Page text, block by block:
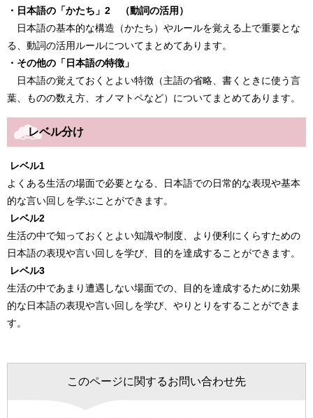
・日本語の「かたち」2 （動詞の活用）
日本語の基本的な構造（かたち）やルールを覚える上で重要とな
る、動詞の活用ルールについてまとめてあります。
・その他の「日本語の特徴」
日本語の覚えておくとよい特徴（主語の省略、書くときに使う言
葉、ものの数え方、オノマトペなど）についてまとめてあります。
レベル分け
レベル1
よくある生活の場面で必要となる、日本語での日常的な表現や基本
的な言い回しを学ぶことができます。
レベル2
生活の中で知っておくとよい知識や制度、より便利にくらすための
日本語の表現や言い回しを学び、目的を達成することができます。
レベル3
生活の中であまり遭遇しない場面での、目的を達成するために効果
的な日本語の表現や言い回しを学び、やりとりをすることができま
す。
このページに関するお問い合わせ先